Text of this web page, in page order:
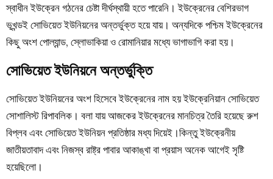
স্বাধীন ইউক্রেন গঠনের চেষ্টা দীর্ঘস্থায়ী হতে পারেনি। ইউক্রেনের বেশিরভাগ
ভূখন্ডই সোভিয়েত ইউনিয়নের অন্তর্ভুক্ত হয়ে যায়। অন্যদিকে পশ্চিম ইউক্রেনের
কিছু অংশ পোল্যান্ড, স্লোভাকিয়া ও রোমানিয়ার মধ্যে ভাগাভাগি করা হয়।
সোভিয়েত ইউনিয়নে অন্তর্ভুক্তি
সোভিয়েত ইউনিয়নের অংশ হিসেবে ইউক্রেনের নাম হয় ইউক্রেনিয়ান সোভিয়েত
সোশালিস্ট রিপাবলিক। বলা যায় আজকের ইউক্রেনের মানচিত্র তৈরি হয়েছে রুশ
বিপ্লব এবং সোভিয়েত ইউনিয়ন প্রতিষ্ঠার মধ্য দিয়েই।কিন্তু ইউক্রেনীয়
জাতীয়তাবাদ এবং নিজস্ব রাষ্ট্র পাবার আকাঙ্খা বা প্রয়াস অনেক আগেই সৃষ্টি
হয়েছিলো।